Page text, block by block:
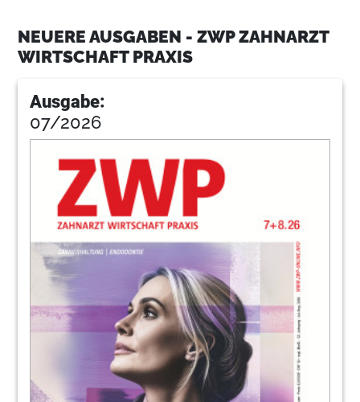
24Sandock
28Nid
Rkircher
Lting
40Schneider
48
NEUERE AUSGABEN - ZWP ZAHNARZT
WIRTSCHAFT PRAXIS
Ausgabe:
07/2026